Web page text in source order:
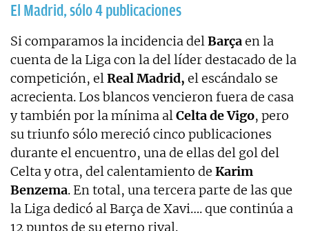
El Madrid, sólo 4 publicaciones
Si comparamos la incidencia delBarçaen la
cuenta de la Liga con la del líder destacado de la
competición, elReal Madrid, el escándalo se
acrecienta. Los blancos vencieron fuera de casa
y también por la mínima alCelta de Vigo, pero
su triunfo sólo mereció cinco publicaciones
durante el encuentro, una de ellas del gol del
Celta y otra, del calentamiento de Karim
Benzema. En total, una tercera parte de las que
la Liga dedicó al Barça de Xavi…. que continúa a
12 puntos de su eterno rival.